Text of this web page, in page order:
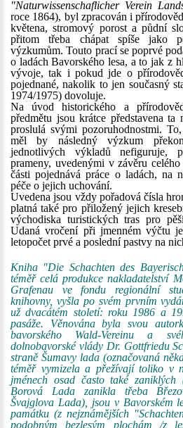
"Naturwissenschaflicher Verein
roce 1864), byl zpracován i
květena, stromový porost a půdní
přitom třeba chápat spíše jako
výzkumům. Touto prací se poprvé
o ladách Bavorského lesa, a to jak z
vývoje, tak i pokud jde o
pojednané, nakolik to jen současný
1974/1975) dovoluje.
Na úvod historického a
předmětu jsou krátce představena ta
proslulá svými pozoruhodnostmi.
měl by následný výzkum
jednotlivých výkladů nefiguruje,
prameny, uvedenými v závěru
části pojednává práce o ladách, na
péče o jejich uchování.
Uvedena jsou vždy pořadová čísla
platná také pro přiložený jejich
východiska turistických tras pro
Udaná vročení při jmenném výčtu
letopočet prvé a poslední pastvy na
Kniha "Die Schachten des
téměř celá produkce nakladatelství
Grafenau ve fondu regionální
knihovny, vyšla po svém prvním
už dvacátém století: roku 1986 a
pasáže. Věnována byla svou
bavorského Wald-Vereinu a
dolnobavorské vlády Dr. Gottfriedu
straně Šumavy lada (označovaná
téměř vymizela a přežívají toliko v
jménech osad často také zaniklých
Borová Lada zanikla třeba
Švajglova Lada), jsou v Bavorském
památku (z nejznámějších
podobným bezlesým plochám /z